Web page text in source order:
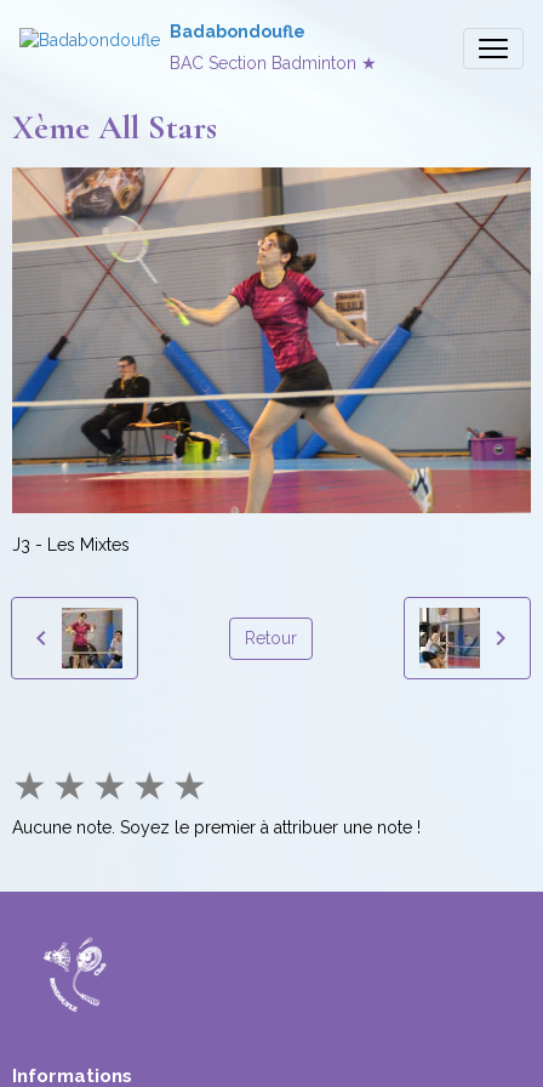
Badabondoufle
BAC Section Badminton ★
Xème All Stars
J3 - Les Mixtes
Retour
★ ★ ★ ★ ★
Aucune note. Soyez le premier à attribuer une note !
Informations